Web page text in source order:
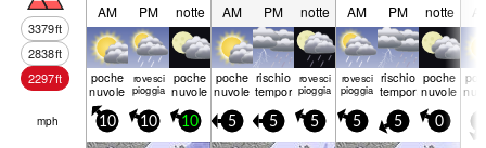
3379ft
2838ft
2297ft
AM PM notte AM PM notte AM PM notte
poche
nuvole
rovesci
pioggia
poche
nuvole
poche
nuvole
rischio
temporale
rovesci
pioggia
rovesci
pioggia
rischio
temporale
poche
nuvole
mph 10 10 10 5 5 5 5 5 0